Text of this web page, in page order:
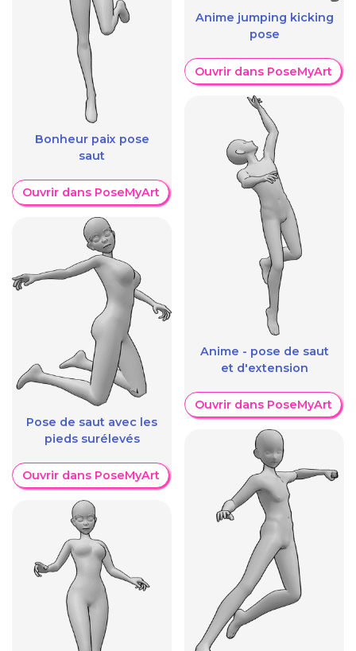
Bonheur paix pose
saut
Ouvrir dans PoseMyArt
Pose de saut avec les
pieds surélevés
Ouvrir dans PoseMyArt
Anime jumping kicking
pose
Ouvrir dans PoseMyArt
Anime - pose de saut
et d'extension
Ouvrir dans PoseMyArt